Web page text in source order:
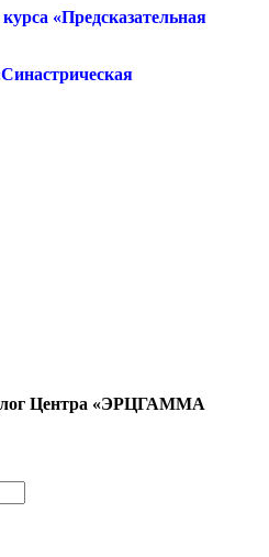
курса «Предсказательная
Центра «ЭРЦГАММА